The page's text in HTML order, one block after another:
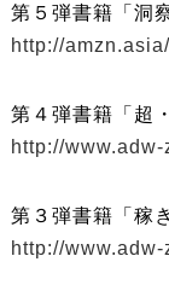
第５弾書籍「洞
http://
第４弾書籍「超
http://
第３弾書籍「稼
http://